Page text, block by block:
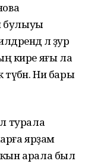
булыуы
лә ҙур
кире яғы ла
түбән. Ни бары
турала
ярҙам
арала был